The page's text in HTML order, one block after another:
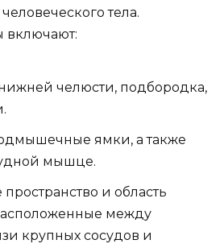
тела.
включают:
челюсти, подбородка,
ямки, а также
мышце.
и область
между
крупных сосудов и